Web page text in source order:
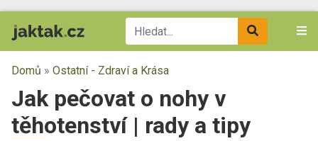
Domů » Ostatní - Zdraví a Krása
Jak pečovat o nohy v
těhotenství | rady a tipy